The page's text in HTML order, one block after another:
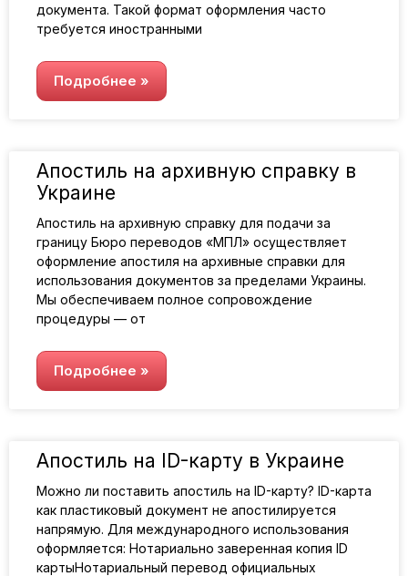
документа. Такой формат оформления часто
требуется иностранными
Подробнее »
Апостиль на архивную справку в
Украине
Апостиль на архивную справку для подачи за
границу Бюро переводов «МПЛ» осуществляет
оформление апостиля на архивные справки для
использования документов за пределами Украины.
Мы обеспечиваем полное сопровождение
процедуры — от
Подробнее »
Апостиль на ID-карту в Украине
Можно ли поставить апостиль на ID-карту? ID-карта
как пластиковый документ не апостилируется
напрямую. Для международного использования
оформляется: Нотариально заверенная копия ID
картыНотариальный перевод официальных